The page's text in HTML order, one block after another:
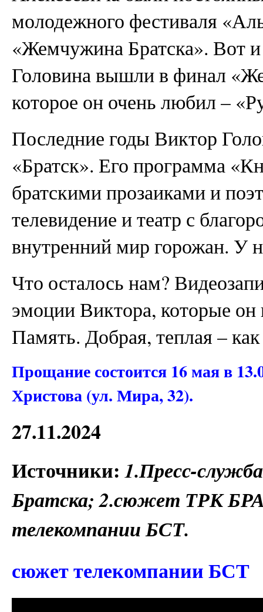
молодежного фестиваля
«Жемчужина Братска». Вот
Головина вышли в финал
которое он очень любил –
Последние годы Виктор
«Братск». Его программа
братскими прозаиками и
телевидение и театр с
внутренний мир горожан. У
Что осталось нам?
эмоции Виктора, которые он
Память. Добрая, теплая –
Прощание состоится 16 мая в
Христова (ул. Мира, 32).
27.11.2024
Источники: 1.Пресс-
Братска; 2.сюжет ТРК
телекомпании БСТ.
сюжет телекомпании БСТ